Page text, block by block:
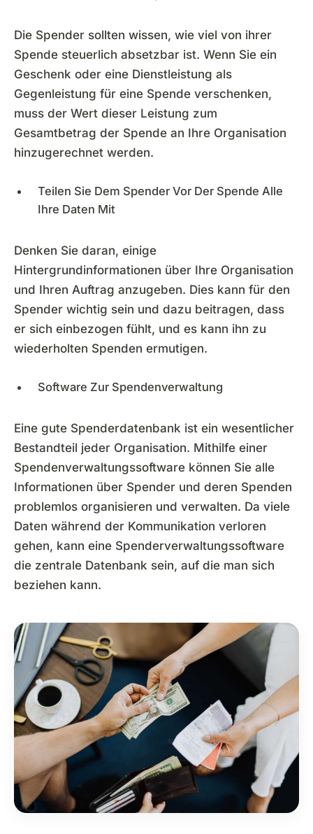
Die Spender sollten wissen, wie viel von ihrer
Spende steuerlich absetzbar ist. Wenn Sie ein
Geschenk oder eine Dienstleistung als
Gegenleistung für eine Spende verschenken,
muss der Wert dieser Leistung zum
Gesamtbetrag der Spende an Ihre Organisation
hinzugerechnet werden.
Teilen Sie Dem Spender Vor Der Spende Alle
Ihre Daten Mit
Denken Sie daran, einige
Hintergrundinformationen über Ihre Organisation
und Ihren Auftrag anzugeben. Dies kann für den
Spender wichtig sein und dazu beitragen, dass
er sich einbezogen fühlt, und es kann ihn zu
wiederholten Spenden ermutigen.
Software Zur Spendenverwaltung
Eine gute Spenderdatenbank ist ein wesentlicher
Bestandteil jeder Organisation. Mithilfe einer
Spendenverwaltungssoftware können Sie alle
Informationen über Spender und deren Spenden
problemlos organisieren und verwalten. Da viele
Daten während der Kommunikation verloren
gehen, kann eine Spenderverwaltungssoftware
die zentrale Datenbank sein, auf die man sich
beziehen kann.